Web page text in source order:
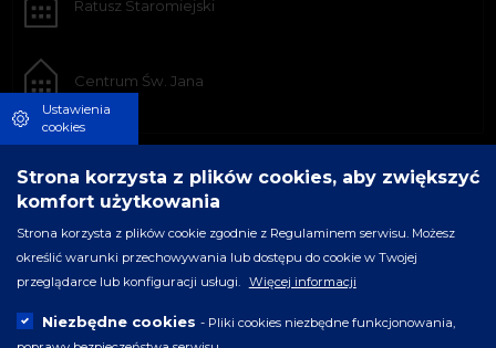
Ratusz Staromiejski
Centrum Św. Jana
Ustawienia
cookies
Strona korzysta z plików cookies, aby zwiększyć
komfort użytkowania
Strona korzysta z plików cookie zgodnie z Regulaminem serwisu. Możesz
określić warunki przechowywania lub dostępu do cookie w Twojej
przeglądarce lub konfiguracji usługi.
Więcej informacji
Niezbędne cookies - Pliki cookies niezbędne funkcjonowania,